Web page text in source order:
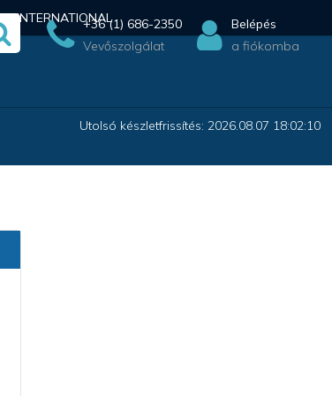
INTERNATIONAL+36 (1) 686-2350
Vevőszolgálat
Belépés
a fiókomba
Utolsó készletfrissítés: 2026.08.07 18:02:10